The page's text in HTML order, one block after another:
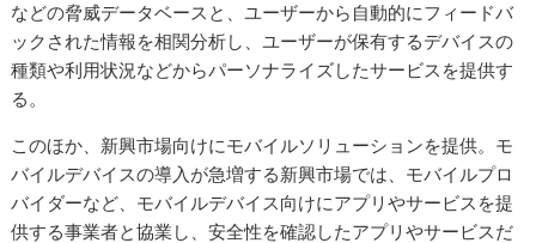
などの脅威データベースと、ユーザーから自動的にフィードバ
ックされた情報を相関分析し、ユーザーが保有するデバイスの
種類や利用状況などからパーソナライズしたサービスを提供す
る。
このほか、新興市場向けにモバイルソリューションを提供。モ
バイルデバイスの導入が急増する新興市場では、モバイルプロ
バイダーなど、モバイルデバイス向けにアプリやサービスを提
供する事業者と協業し、安全性を確認したアプリやサービスだ